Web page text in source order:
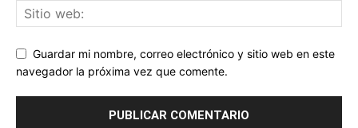
Guardar mi nombre, correo electrónico y sitio web en este
navegador la próxima vez que comente.